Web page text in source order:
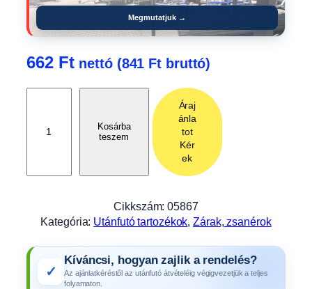
Megmutatjuk →
662 Ft nettó (841 Ft bruttó)
g
Kosárba
teszem
Áraj
ánla
tot
Kér
ek
Cikkszám: 05867
Kategória: Utánfutó tartozékok, Zárak, zsanérok
✓
Kíváncsi, hogyan zajlik a rendelés?
Az ajánlatkéréstől az utánfutó átvételéig végigvezetjük a teljes
folyamaton.